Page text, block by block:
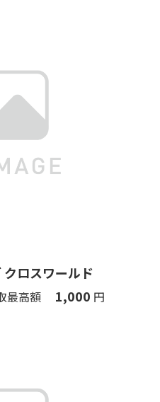
ロスワールド
最高額 1,000 円